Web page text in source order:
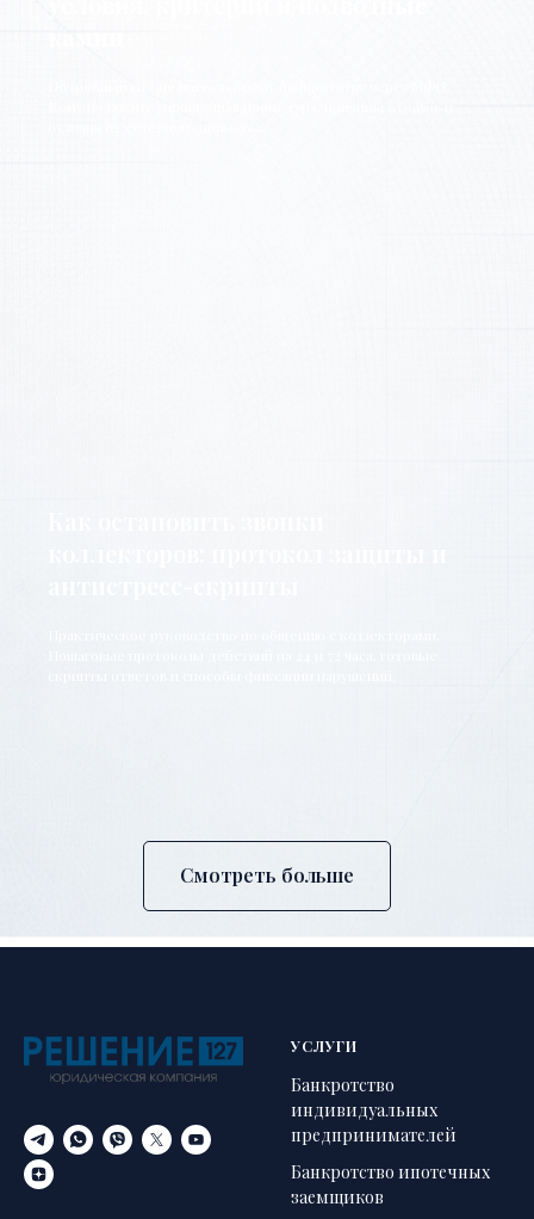
Смотреть больше
УСЛУГИ
Банкротство
индивидуальных
предпринимателей
Банкротство ипотечных
заемщиков